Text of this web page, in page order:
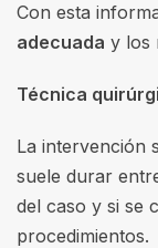
Con esta
adecuada y los
Técnica
La intervención
suele durar
del caso y si se
procedimientos.